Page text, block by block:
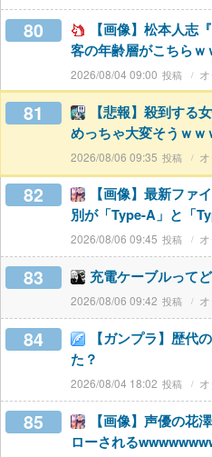
80
【画像】松本人志
客の年齢層がこちらｗ
2026/08/04 09:00
81
【悲報】殺到する
めっちゃ大変そうｗｗ
2026/08/06 09:35
82
【画像】最新ファ
別が「Type-A」と「
2026/08/06 09:45
83 充電ケーブルって
2026/08/06 09:42
84
【ガンプラ】歴代
た？
2026/08/04 18:02
85
【画像】声優の花
ローされる